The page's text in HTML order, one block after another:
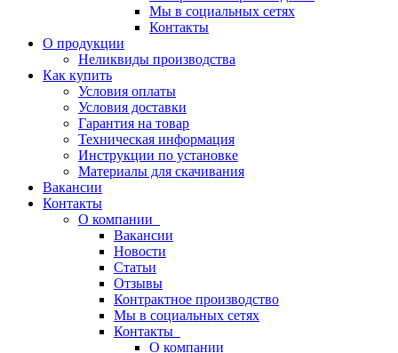
Мы в социальных сетях
Контакты
О продукции
Неликвиды производства
Как купить
Условия оплаты
Условия доставки
Гарантия на товар
Техническая информация
Инструкции по установке
Материалы для скачивания
Вакансии
Контакты
О компании
Вакансии
Новости
Статьи
Отзывы
Контрактное производство
Мы в социальных сетях
Контакты
О компании